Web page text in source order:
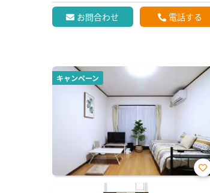
お問合わせ 電話する
キャンペーン
お気